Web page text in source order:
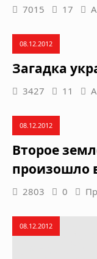
7015 17
08.12.2012
Загадка
3427 11
08.12.2012
Второе
произошло
2803 0
08.12.2012